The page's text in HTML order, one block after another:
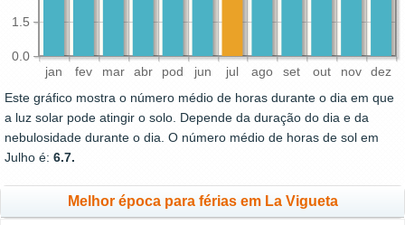
jan fev mar abr pod jun jul ago set out nov dez
0.0
1.5
Este gráfico mostra o número médio de horas durante o dia em que
a luz solar pode atingir o solo. Depende da duração do dia e da
nebulosidade durante o dia. O número médio de horas de sol em
Julho é: 6.7.
Melhor época para férias em La Vigueta